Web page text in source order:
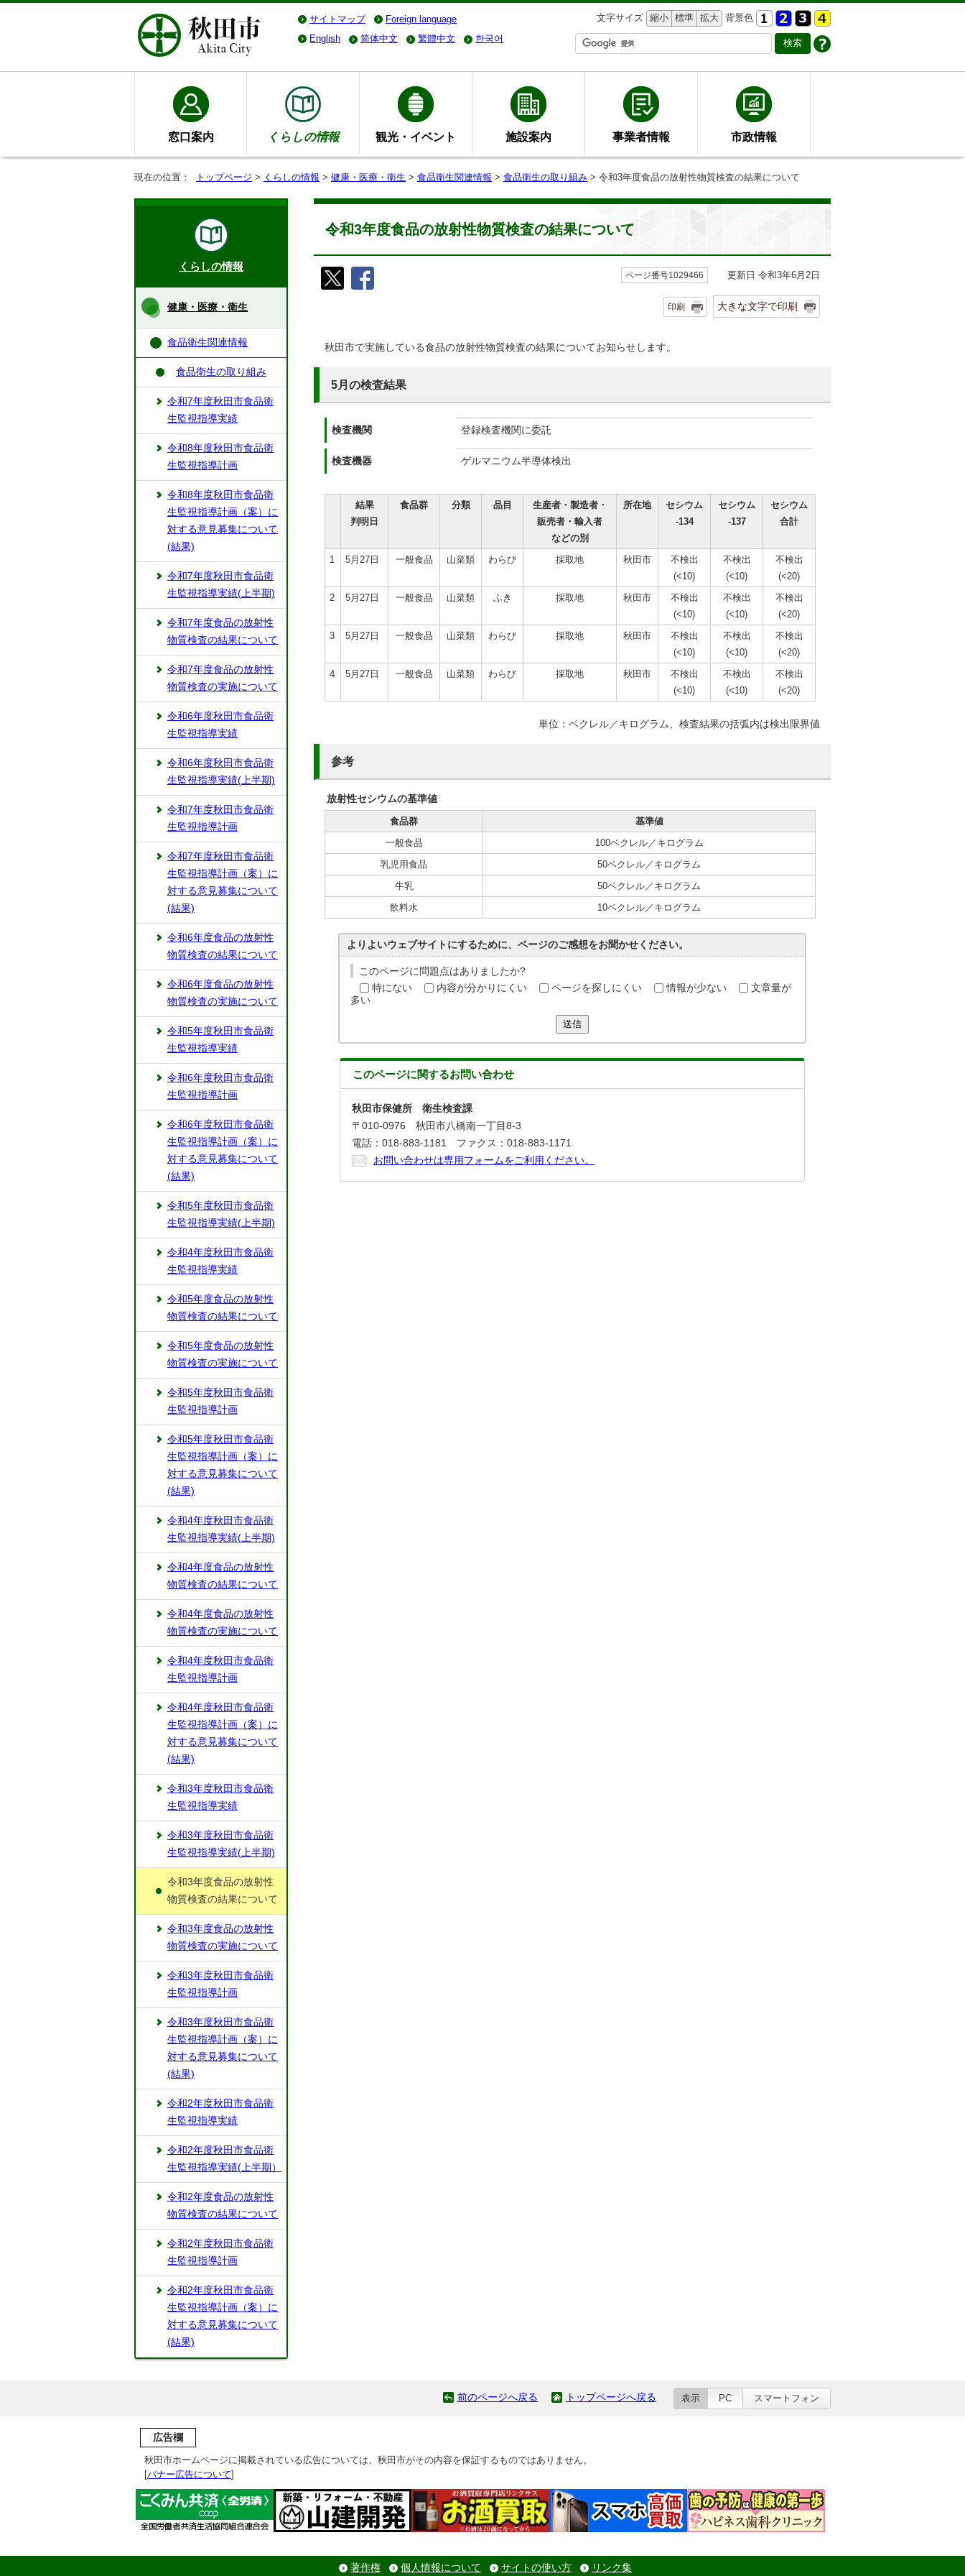
サイトマップ Foreign language 文字サイズ 縮小 標準 拡大 背景色
English
简体中文 繁體中文 한국어
窓口案内 くらしの情報 観光・イベント 施設案内 事業者情報 市政情報
現在の位置： トップページ > くらしの情報 > 健康・医療・衛生 > 食品衛生関連情報 > 食品衛生の取り組み > 令和3年度食品の放射性物質検査の結果について
令和3年度食品の放射性物質検査の結果について
ページ番号1029466 更新日 令和3年6月2日
印刷 大きな文字で印刷
秋田市で実施している食品の放射性物質検査の結果についてお知らせします。
5月の検査結果
検査機関 登録検査機関に委託
検査機器 ゲルマニウム半導体検出
結果
判明日
食品群 分類 品目
生産者・製造者・
販売者・輸入者
などの別
所在地
セシウム
-134
セシウム
-137
セシウム
合計
1 5月27日 一般食品 山菜類 わらび 採取地 秋田市
不検出
(<10)
不検出
(<10)
不検出
(<20)
2
5月27日 一般食品 山菜類 ふき 採取地 秋田市
不検出
(<10)
不検出
(<10)
不検出
(<20)
3
5月27日 一般食品 山菜類 わらび 採取地 秋田市
不検出
(<10)
不検出
(<10)
不検出
(<20)
4
5月27日 一般食品 山菜類 わらび 採取地 秋田市
不検出
(<10)
不検出
(<10)
不検出
(<20)
単位：ベクレル／キログラム、検査結果の括弧内は検出限界値
参考
放射性セシウムの基準値
食品群
基準値
一般食品
100ベクレル／キログラム
乳児用食品
50ベクレル／キログラム
牛乳
50ベクレル／キログラム
飲料水
10ベクレル／キログラム
よりよいウェブサイトにするために、ページのご感想をお聞かせください。
このページに問題点はありましたか?
特にない
内容が分かりにくい ページを探しにくい 情報が少ない
文章量が
多い
送信
このページに関するお問い合わせ
秋田市保健所 衛生検査課
〒010-0976 秋田市八橋南一丁目8-3
電話：018-883-1181 ファクス：018-883-1171
お問い合わせは専用フォームをご利用ください。
くらしの情報
健康・医療・衛生
食品衛生関連情報
食品衛生の取り組み
令和7年度秋田市食品衛
生監視指導実績
令和8年度秋田市食品衛
生監視指導計画
令和8年度秋田市食品衛
生監視指導計画（案）に
対する意見募集について
(結果)
令和7年度秋田市食品衛
生監視指導実績(上半期)
令和7年度食品の放射性
物質検査の結果について
令和7年度食品の放射性
物質検査の実施について
令和6年度秋田市食品衛
生監視指導実績
令和6年度秋田市食品衛
生監視指導実績(上半期)
令和7年度秋田市食品衛
生監視指導計画
令和7年度秋田市食品衛
生監視指導計画（案）に
対する意見募集について
(結果)
令和6年度食品の放射性
物質検査の結果について
令和6年度食品の放射性
物質検査の実施について
令和5年度秋田市食品衛
生監視指導実績
令和6年度秋田市食品衛
生監視指導計画
令和6年度秋田市食品衛
生監視指導計画（案）に
対する意見募集について
(結果)
令和5年度秋田市食品衛
生監視指導実績(上半期)
令和4年度秋田市食品衛
生監視指導実績
令和5年度食品の放射性
物質検査の結果について
令和5年度食品の放射性
物質検査の実施について
令和5年度秋田市食品衛
生監視指導計画
令和5年度秋田市食品衛
生監視指導計画（案）に
対する意見募集について
(結果)
令和4年度秋田市食品衛
生監視指導実績(上半期)
令和4年度食品の放射性
物質検査の結果について
令和4年度食品の放射性
物質検査の実施について
令和4年度秋田市食品衛
生監視指導計画
令和4年度秋田市食品衛
生監視指導計画（案）に
対する意見募集について
(結果)
令和3年度秋田市食品衛
生監視指導実績
令和3年度秋田市食品衛
生監視指導実績(上半期)
令和3年度食品の放射性
物質検査の結果について
令和3年度食品の放射性
物質検査の実施について
令和3年度秋田市食品衛
生監視指導計画
令和3年度秋田市食品衛
生監視指導計画（案）に
対する意見募集について
(結果)
令和2年度秋田市食品衛
生監視指導実績
令和2年度秋田市食品衛
生監視指導実績(上半期）
令和2年度食品の放射性
物質検査の結果について
令和2年度秋田市食品衛
生監視指導計画
令和2年度秋田市食品衛
生監視指導計画（案）に
対する意見募集について
(結果)
前のページへ戻る トップページへ戻る 表示 PC スマートフォン
広告欄
秋田市ホームページに掲載されている広告については、秋田市がその内容を保証するものではありません。
[バナー広告について]
著作権 個人情報について サイトの使い方 リンク集